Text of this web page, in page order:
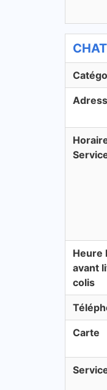
Heure
avant
colis
Carte